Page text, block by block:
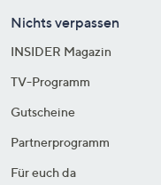
Nichts verpassen
INSIDER Magazin
TV-Programm
Gutscheine
Partnerprogramm
Für euch da